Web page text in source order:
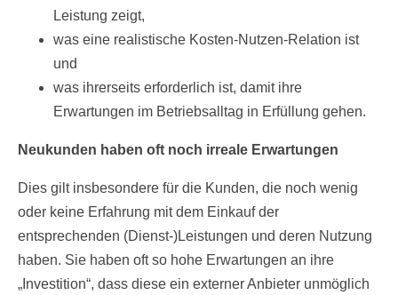
Leistung zeigt,
was eine realistische Kosten-Nutzen-Relation ist
und
was ihrerseits erforderlich ist, damit ihre
Erwartungen im Betriebsalltag in Erfüllung gehen.
Neukunden haben oft noch irreale Erwartungen
Dies gilt insbesondere für die Kunden, die noch wenig
oder keine Erfahrung mit dem Einkauf der
entsprechenden (Dienst-)Leistungen und deren Nutzung
haben. Sie haben oft so hohe Erwartungen an ihre
„Investition“, dass diese ein externer Anbieter unmöglich